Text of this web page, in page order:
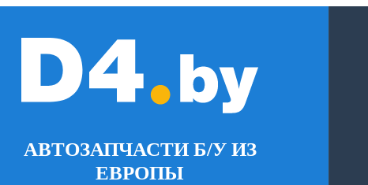
АВТОЗАПЧАСТИ Б/У ИЗ
ЕВРОПЫ